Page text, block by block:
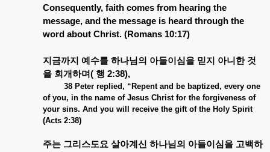
Consequently, faith comes from hearing the
message, and the message is heard through the
word about Christ. (Romans 10:17)
지금까지 예수를 하나님의 아들이심을 믿지 아니한 것
을 회개하며( 행 2:38),
38 Peter replied, “Repent and be baptized, every one
of you, in the name of Jesus Christ for the forgiveness of
your sins. And you will receive the gift of the Holy Spirit
(Acts 2:38)
주는 그리스도요 살아계신 하나님의 아들이심을 고백하